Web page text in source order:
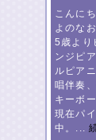
こんに
よのな
5歳より
ンジピ
ルピア
唱伴奏
キーボ
現在パ
中。...